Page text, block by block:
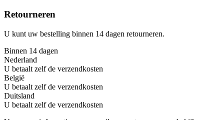
Retourneren
U kunt uw bestelling binnen 14 dagen retourneren.
Binnen 14 dagen
Nederland
U betaalt zelf de verzendkosten
België
U betaalt zelf de verzendkosten
Duitsland
U betaalt zelf de verzendkosten